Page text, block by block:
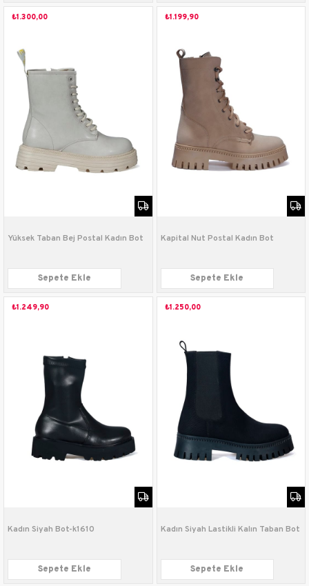
Yüksek Taban Bej Postal Kadın Bot
₺1.300,00
Sepete Ekle
Kapital Nut Postal Kadın Bot
₺1.199,90
Sepete Ekle
Kadın Siyah Bot-k1610
₺1.249,90
Sepete Ekle
Kadın Siyah Lastikli Kalın Taban Bot
₺1.250,00
Sepete Ekle